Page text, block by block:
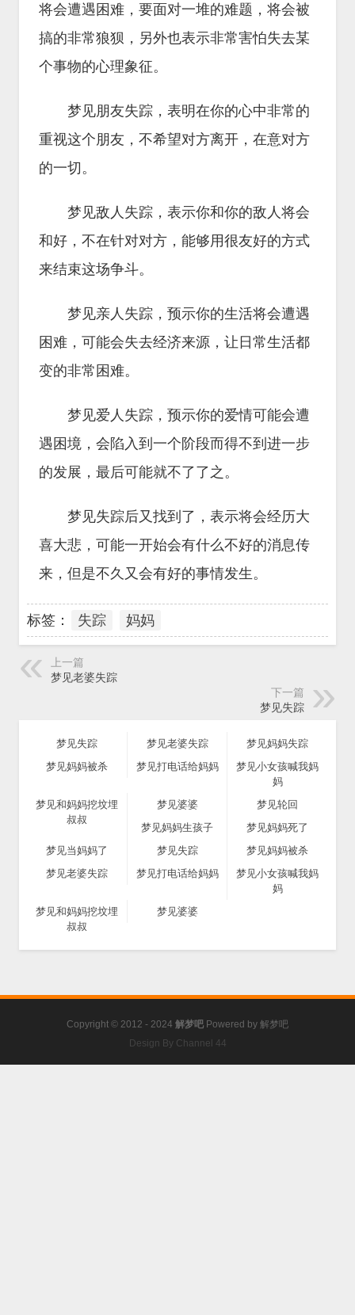
将会遭遇困难，要面对一堆的难题，将会被
搞的非常狼狈，另外也表示非常害怕失去某
个事物的心理象征。
梦见朋友失踪，表明在你的心中非常的
重视这个朋友，不希望对方离开，在意对方
的一切。
梦见敌人失踪，表示你和你的敌人将会
和好，不在针对对方，能够用很友好的方式
来结束这场争斗。
梦见亲人失踪，预示你的生活将会遭遇
困难，可能会失去经济来源，让日常生活都
变的非常困难。
梦见爱人失踪，预示你的爱情可能会遭
遇困境，会陷入到一个阶段而得不到进一步
的发展，最后可能就不了了之。
梦见失踪后又找到了，表示将会经历大
喜大悲，可能一开始会有什么不好的消息传
来，但是不久又会有好的事情发生。
标签： 失踪 妈妈
上一篇
梦见老婆失踪
下一篇
梦见失踪
梦见失踪 梦见老婆失踪
梦见妈妈失踪
梦见妈妈被杀
梦见打电话给妈妈
梦见小女孩喊我妈
妈
梦见和妈妈挖坟埋
叔叔
梦见婆婆
梦见轮回
梦见妈妈生孩子
梦见妈妈死了
梦见当妈妈了
梦见失踪
梦见妈妈被杀
梦见老婆失踪
梦见打电话给妈妈
梦见小女孩喊我妈
妈
梦见和妈妈挖坟埋
叔叔
梦见婆婆
Copyright © 2012 - 2024 解梦吧 Powered by 解梦吧
Design By Channel 44